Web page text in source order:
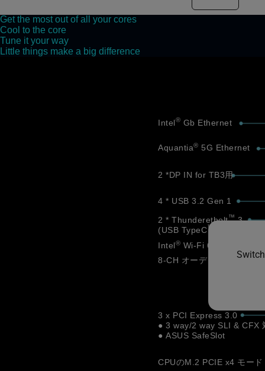
Get the most out of all your cores
Cool to the core
Tune it your way
Little things make a big difference
Intel® Gb Ethernet
Aquantia® 5G Ethernet
2 *DP IN for TB3用
4 * USB 3.2 Gen 1
2 * Thunderetbolt™3
(USB TypeC™
Intel® Wi-Fi 6 AX200
8-CH オーディオ
3 x PCI Express 3.0
● 3 way/2 way SLI & CFX
● ASUS SafeSlot
CPUのM.2 PCIE x4 モード